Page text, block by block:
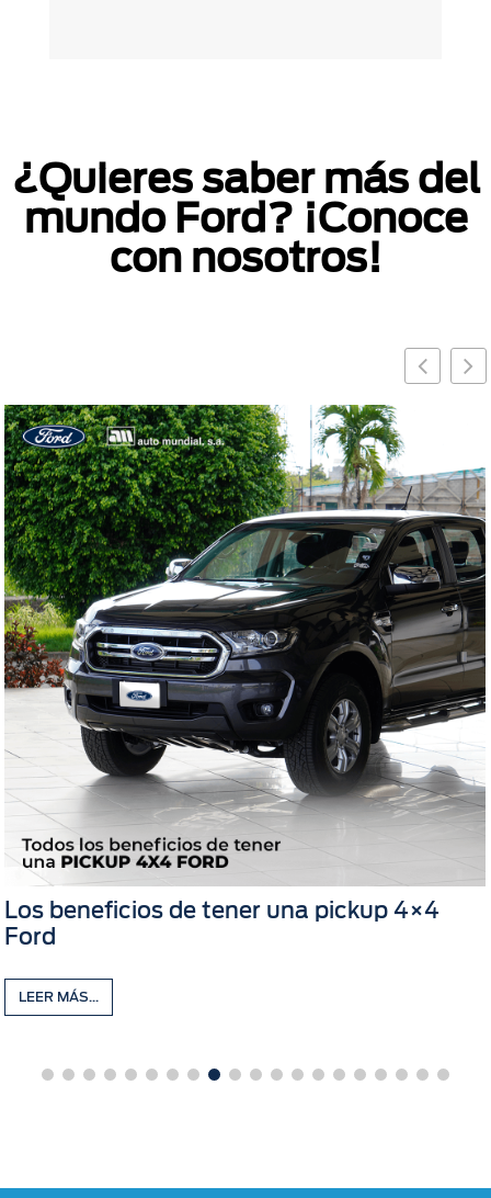
¿Quieres saber más del
mundo Ford? ¡Conoce
con nosotros!
Los beneficios de tener una pickup 4×4
Ford
LEER MÁS...